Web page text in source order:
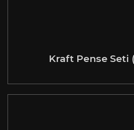
Kraft Pense Seti